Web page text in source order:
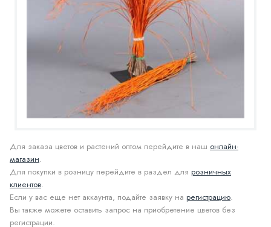
Для заказа цветов и растений оптом перейдите в наш онлайн-
магазин.
Для покупки в розницу перейдите в раздел для розничных
клиентов.
Если у вас еще нет аккаунта, подайте заявку на регистрацию.
Вы также можете оставить запрос на приобретение цветов без
регистрации.